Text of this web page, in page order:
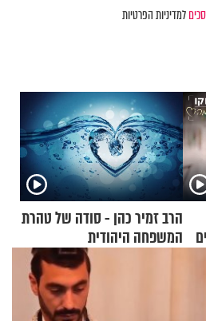
למדיניות הפרטיות
הרב זמיר כהן - סודה של טהרת
המשפחה היהודית